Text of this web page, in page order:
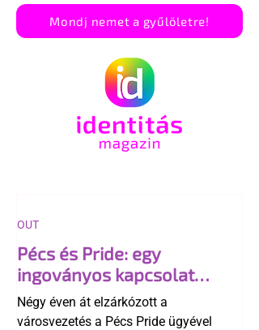
Mondj nemet a gyűlöletre!
Pécs és Pride: egy
ingoványos kapcsolat
története
Négy éven át elzárkózott a
városvezetés a Pécs Pride ügyével
OUT